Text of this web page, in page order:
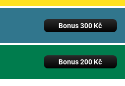
Bonus 300 Kč
Bonus 200 Kč